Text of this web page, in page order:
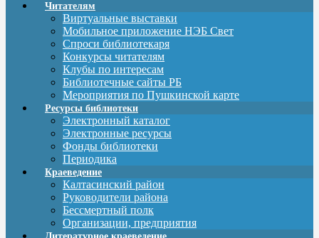
Читателям
Виртуальные выставки
Мобильное приложение НЭБ Свет
Спроси библиотекаря
Конкурсы читателям
Клубы по интересам
Библиотечные сайты РБ
Мероприятия по Пушкинской карте
Ресурсы библиотеки
Электронный каталог
Электронные ресурсы
Фонды библиотеки
Периодика
Краеведение
Калтасинский район
Руководители района
Бессмертный полк
Организации, предприятия